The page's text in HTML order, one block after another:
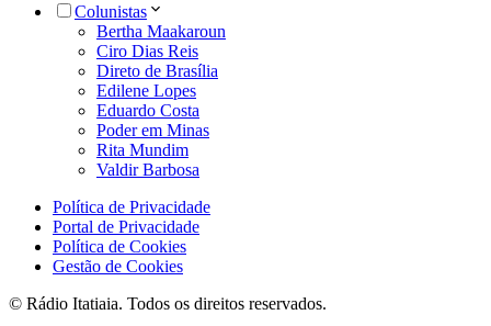
Colunistas
Bertha Maakaroun
Ciro Dias Reis
Direto de Brasília
Edilene Lopes
Eduardo Costa
Poder em Minas
Rita Mundim
Valdir Barbosa
Política de Privacidade
Portal de Privacidade
Política de Cookies
Gestão de Cookies
© Rádio Itatiaia. Todos os direitos reservados.